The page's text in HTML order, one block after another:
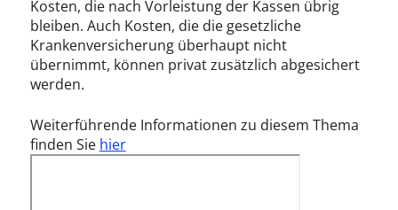
Kosten, die nach Vorleistung der Kassen übrig
bleiben. Auch Kosten, die die gesetzliche
Krankenversicherung überhaupt nicht
übernimmt, können privat zusätzlich abgesichert
werden.
Weiterführende Informationen zu diesem Thema
finden Sie hier